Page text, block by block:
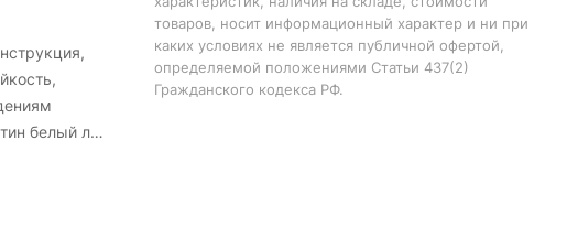
белый лак
cатин
товаров, носит информационный характер и ни при
каких условиях не является публичной офертой,
определяемой положениями Статьи 437(2)
Гражданского кодекса РФ.